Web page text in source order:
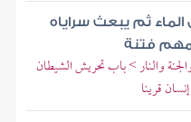
ثم يبعث سراياه
فتنة
والنار > باب تحريش الشيطان
قرينا